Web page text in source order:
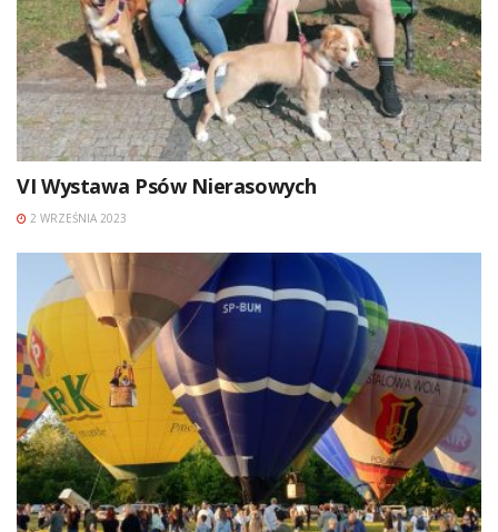
VI Wystawa Psów Nierasowych
2 WRZEŚNIA 2023